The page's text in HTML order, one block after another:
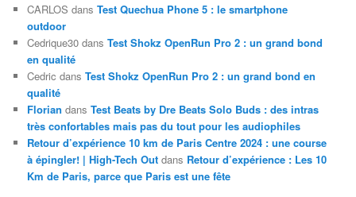
CARLOS dansTest Quechua Phone 5 : le smartphone
outdoor
Cedrique30 dansTest Shokz OpenRun Pro 2 : un grand bond
en qualité
Cedric dansTest Shokz OpenRun Pro 2 : un grand bond en
qualité
Florian dansTest Beats by Dre Beats Solo Buds : des intras
très confortables mais pas du tout pour les audiophiles
Retour d’expérience 10 km de Paris Centre 2024 : une course
à épingler! | High-Tech Out dans Retour d’expérience : Les 10
Km de Paris, parce que Paris est une fête